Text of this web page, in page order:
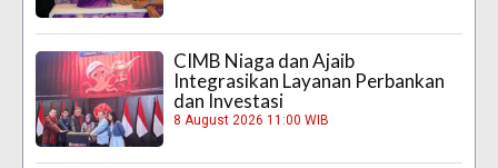
CIMB Niaga dan Ajaib
Integrasikan Layanan Perbankan
dan Investasi
8 August 2026 11:00 WIB